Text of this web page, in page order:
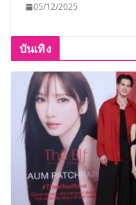
05/12/2025
บันเทิง